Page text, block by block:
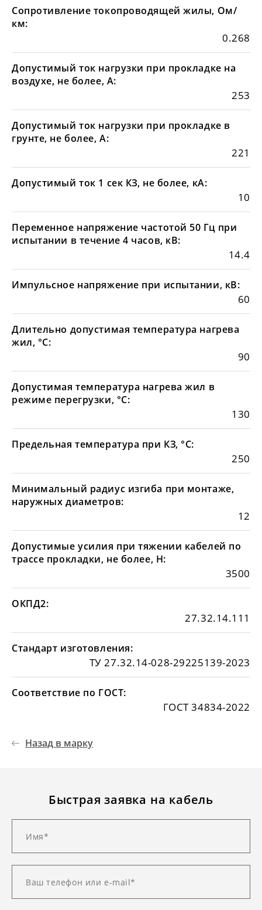
Сопротивление токопроводящей жилы, Ом/
км:
0.268
Допустимый ток нагрузки при прокладке на
воздухе, не более, А:
253
Допустимый ток нагрузки при прокладке в
грунте, не более, А:
221
Допустимый ток 1 сек КЗ, не более, кА:
10
Переменное напряжение частотой 50 Гц при
испытании в течение 4 часов, кВ:
14.4
Импульсное напряжение при испытании, кВ:
60
Длительно допустимая температура нагрева
жил, °С:
90
Допустимая температура нагрева жил в
режиме перегрузки, °С:
130
Предельная температура при КЗ, °С:
250
Минимальный радиус изгиба при монтаже,
наружных диаметров:
12
Допустимые усилия при тяжении кабелей по
трассе прокладки, не более, Н:
3500
ОКПД2:
27.32.14.111
Стандарт изготовления:
ТУ 27.32.14-028-29225139-2023
Соответствие по ГОСТ:
ГОСТ 34834-2022
Назад в марку
Быстрая заявка на кабель